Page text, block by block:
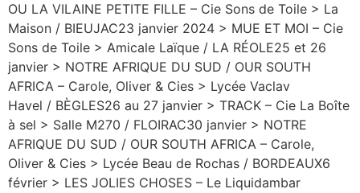
OU LA VILAINE PETITE FILLE – Cie Sons de Toile > La
Maison / BIEUJAC23 janvier 2024 > MUE ET MOI – Cie
Sons de Toile > Amicale Laïque / LA RÉOLE25 et 26
janvier > NOTRE AFRIQUE DU SUD / OUR SOUTH
AFRICA – Carole, Oliver & Cies > Lycée Vaclav
Havel / BÈGLES26 au 27 janvier > TRACK – Cie La Boîte
à sel > Salle M270 / FLOIRAC30 janvier > NOTRE
AFRIQUE DU SUD / OUR SOUTH AFRICA – Carole,
Oliver & Cies > Lycée Beau de Rochas / BORDEAUX6
février > LES JOLIES CHOSES – Le Liquidambar